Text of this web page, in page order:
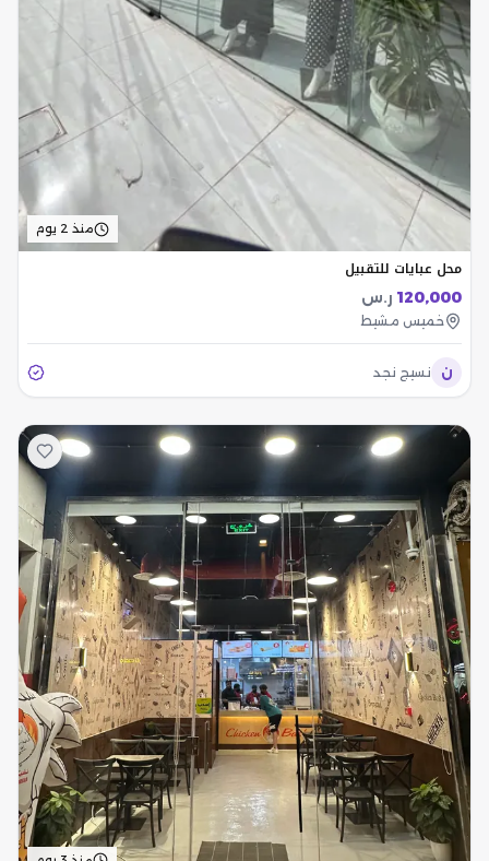
منذ 2 يوم
محل عبايات للتقبيل
120,000 ر.س
خميس مشيط
ن نسيج نجد